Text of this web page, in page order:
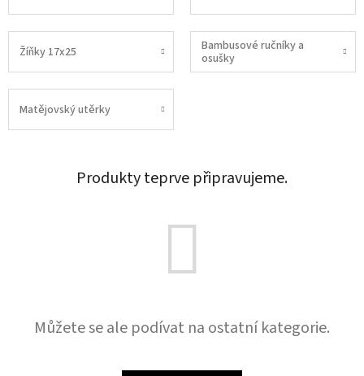
Žíňky 17x25
Bambusové ručníky a
osušky
Matějovský utěrky
Produkty teprve připravujeme.
Můžete se ale podívat na ostatní kategorie.